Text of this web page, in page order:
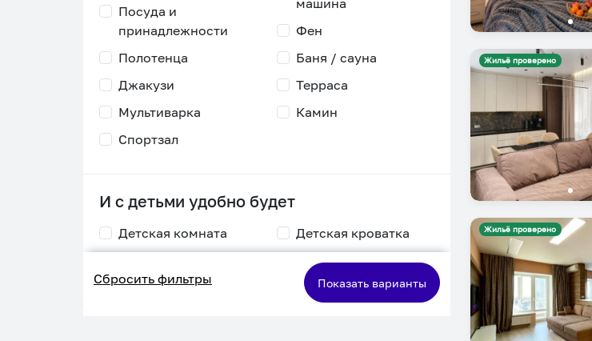
Посуда и
принадлежности
машина
Фен
Полотенца
Джакузи
Баня / сауна
Терраса
Мультиварка
Спортзал
Камин
И с детьми удобно будет
Детская комната
кормления
Детская кроватка
Двухъярусная
кровать
Сбросить фильтры Показать варианты
Жильё проверено
Жильё проверено